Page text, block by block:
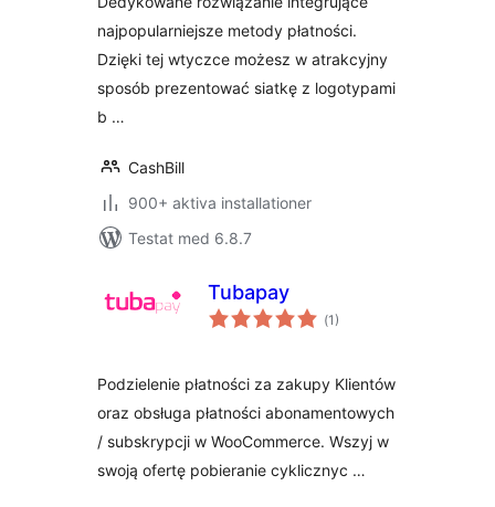
najpopularniejsze metody płatności.
Dzięki tej wtyczce możesz w atrakcyjny
sposób prezentować siatkę z logotypami
b …
CashBill
900+ aktiva installationer
Testat med 6.8.7
Tubapay
(Totalt
antal
1)
Podzielenie płatności za zakupy Klientów
oraz obsługa płatności abonamentowych
/ subskrypcji w WooCommerce. Wszyj w
swoją ofertę pobieranie cyklicznyc …